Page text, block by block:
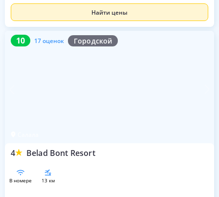
Найти цены
10 17 оценок Городской
4 Belad Bont Resort
10 17 оценок
в номере 13 км